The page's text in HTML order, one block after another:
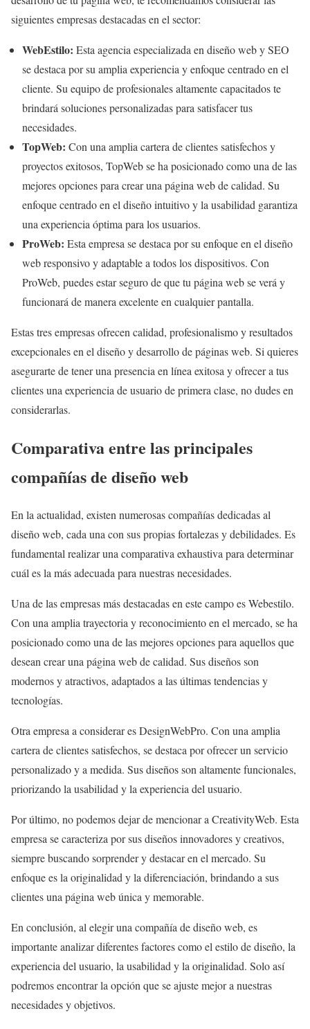
siguientes empresas destacadas en el sector:
WebEstilo: Esta agencia especializada en diseño web y SEO
se destaca por su amplia experiencia y enfoque centrado en el
cliente. Su equipo de profesionales altamente capacitados te
brindará soluciones personalizadas para satisfacer tus
necesidades.
TopWeb: Con una amplia cartera de clientes satisfechos y
proyectos exitosos, TopWeb se ha posicionado como una de las
mejores opciones para crear una página web de calidad. Su
enfoque centrado en el diseño intuitivo y la usabilidad garantiza
una experiencia óptima para los usuarios.
ProWeb: Esta empresa se destaca por su enfoque en el diseño
web responsivo y adaptable a todos los dispositivos. Con
ProWeb, puedes estar seguro de que tu página web se verá y
funcionará de manera excelente en cualquier pantalla.
Estas tres empresas ofrecen calidad, profesionalismo y resultados
excepcionales en el diseño y desarrollo de páginas web. Si quieres
asegurarte de tener una presencia en línea exitosa y ofrecer a tus
clientes una experiencia de usuario de primera clase, no dudes en
considerarlas.
Comparativa entre las principales
compañías de diseño web
En la actualidad, existen numerosas compañías dedicadas al
diseño web, cada una con sus propias fortalezas y debilidades. Es
fundamental realizar una comparativa exhaustiva para determinar
cuál es la más adecuada para nuestras necesidades.
Una de las empresas más destacadas en este campo es Webestilo.
Con una amplia trayectoria y reconocimiento en el mercado, se ha
posicionado como una de las mejores opciones para aquellos que
desean crear una página web de calidad. Sus diseños son
modernos y atractivos, adaptados a las últimas tendencias y
tecnologías.
Otra empresa a considerar es DesignWebPro. Con una amplia
cartera de clientes satisfechos, se destaca por ofrecer un servicio
personalizado y a medida. Sus diseños son altamente funcionales,
priorizando la usabilidad y la experiencia del usuario.
Por último, no podemos dejar de mencionar a CreativityWeb. Esta
empresa se caracteriza por sus diseños innovadores y creativos,
siempre buscando sorprender y destacar en el mercado. Su
enfoque es la originalidad y la diferenciación, brindando a sus
clientes una página web única y memorable.
En conclusión, al elegir una compañía de diseño web, es
importante analizar diferentes factores como el estilo de diseño, la
experiencia del usuario, la usabilidad y la originalidad. Solo así
podremos encontrar la opción que se ajuste mejor a nuestras
necesidades y objetivos.